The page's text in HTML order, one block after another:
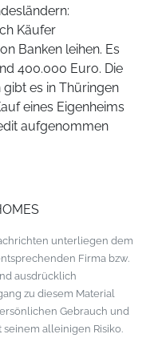
Käufer
Banken leihen. Es
400.000 Euro. Die
es in Thüringen
eines Eigenheims
aufgenommen
unterliegen dem
Firma bzw.
ausdrücklich
zu diesem Material
Gebrauch und
alleinigen Risiko.